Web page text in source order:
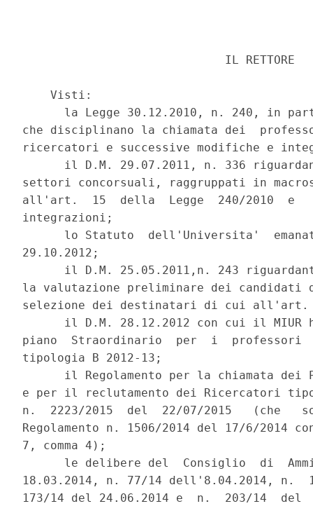
                             IL RETTORE
    Visti:
la Legge 30.12.2010, n. 240, in
che disciplinano la chiamata dei
ricercatori e successive modifiche e
il D.M. 29.07.2011, n. 336
settori concorsuali, raggruppati in
all'art.  15  della  Legge  240/2010  e
integrazioni;
lo Statuto  dell'Universita'
29.10.2012;
il D.M. 25.05.2011,n. 243
la valutazione preliminare dei candidati
selezione dei destinatari di cui all'art.
il D.M. 28.12.2012 con cui il MIUR
piano  Straordinario  per  i
tipologia B 2012-13;
il Regolamento per la chiamata dei
e per il reclutamento dei Ricercatori
n.  2223/2015  del  22/07/2015   (che
Regolamento n. 1506/2014 del 17/6/
7, comma 4);
le delibere del  Consiglio  di
18.03.2014, n. 77/14 dell'8.04.2014, n.
173/14 del 24.06.2014 e  n.  203/14